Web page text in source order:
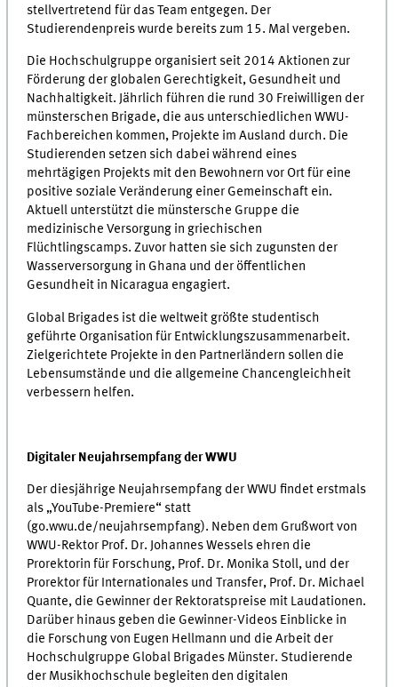
stellvertretend für das Team entgegen. Der
Studierendenpreis wurde bereits zum 15. Mal vergeben.
Die Hochschulgruppe organisiert seit 2014 Aktionen zur
Förderung der globalen Gerechtigkeit, Gesundheit und
Nachhaltigkeit. Jährlich führen die rund 30 Freiwilligen der
münsterschen Brigade, die aus unterschiedlichen WWU-
Fachbereichen kommen, Projekte im Ausland durch. Die
Studierenden setzen sich dabei während eines
mehrtägigen Projekts mit den Bewohnern vor Ort für eine
positive soziale Veränderung einer Gemeinschaft ein.
Aktuell unterstützt die münstersche Gruppe die
medizinische Versorgung in griechischen
Flüchtlingscamps. Zuvor hatten sie sich zugunsten der
Wasserversorgung in Ghana und der öffentlichen
Gesundheit in Nicaragua engagiert.
Global Brigades ist die weltweit größte studentisch
geführte Organisation für Entwicklungszusammenarbeit.
Zielgerichtete Projekte in den Partnerländern sollen die
Lebensumstände und die allgemeine Chancengleichheit
verbessern helfen.
Digitaler Neujahrsempfang der WWU
Der diesjährige Neujahrsempfang der WWU findet erstmals
als „YouTube-Premiere“ statt
(go.wwu.de/neujahrsempfang). Neben dem Grußwort von
WWU-Rektor Prof. Dr. Johannes Wessels ehren die
Prorektorin für Forschung, Prof. Dr. Monika Stoll, und der
Prorektor für Internationales und Transfer, Prof. Dr. Michael
Quante, die Gewinner der Rektoratspreise mit Laudationen.
Darüber hinaus geben die Gewinner-Videos Einblicke in
die Forschung von Eugen Hellmann und die Arbeit der
Hochschulgruppe Global Brigades Münster. Studierende
der Musikhochschule begleiten den digitalen